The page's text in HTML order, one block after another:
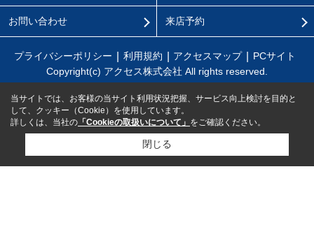
お問い合わせ 来店予約
プライバシーポリシー 利用規約 アクセスマップ
PCサイト
Copyright(c) アクセス株式会社 All rights reserved.
当サイトでは、お客様の当サイト利用状況把握、サービス向上検討を目的と
して、クッキー（Cookie）を使用しています。
詳しくは、当社の 「Cookieの取扱いについて」 をご確認ください。
閉じる